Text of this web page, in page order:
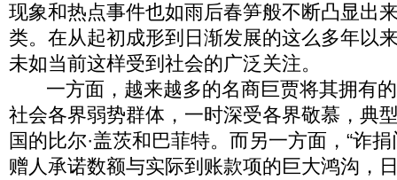
现象和热点事件也如雨后春笋般不断凸显出
类。在从起初成形到日渐发展的这么多年以
未如当前这样受到社会的广泛关注。
一方面，越来越多的名商巨贾将其拥有的
社会各界弱势群体，一时深受各界敬慕，典
国的比尔·盖茨和巴菲特。而另一方面，“诈
赠人承诺数额与实际到账款项的巨大鸿沟，